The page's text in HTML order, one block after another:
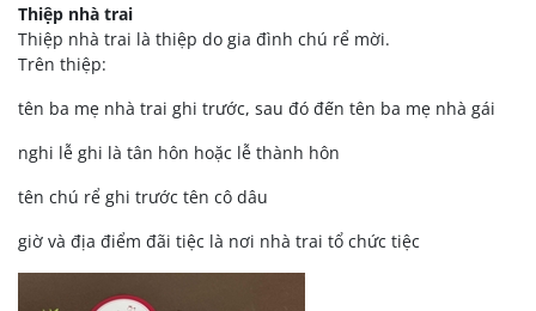
Thiệp nhà trai
Thiệp nhà trai là thiệp do gia đình chú rể mời.
Trên thiệp:
tên ba mẹ nhà trai ghi trước, sau đó đến tên ba mẹ nhà gái
nghi lễ ghi là tân hôn hoặc lễ thành hôn
tên chú rể ghi trước tên cô dâu
giờ và địa điểm đãi tiệc là nơi nhà trai tổ chức tiệc